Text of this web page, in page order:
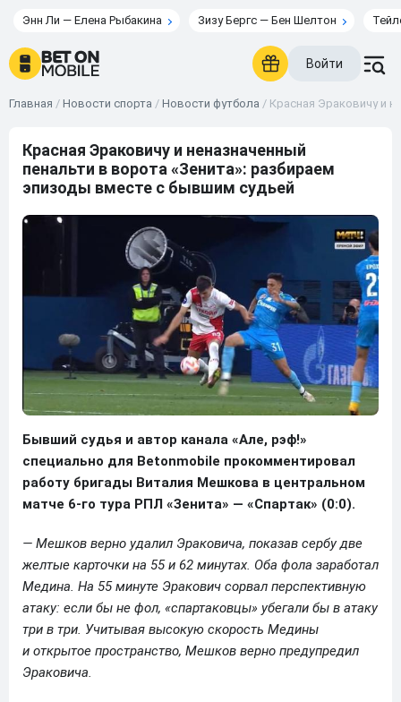
Энн Ли — Елена Рыбакина Зизу Бергс — Бен Шелтон
Войти
Главная / Новости спорта / Новости футбола / Красная Эраковичу и
Красная Эраковичу и неназначенный
пенальти в ворота «Зенита»: разбираем
эпизоды вместе с бывшим судьей
Бывший судья и автор канала «Але, рэф!»
специально для Betonmobile прокомментировал
работу бригады Виталия Мешкова в центральном
матче 6-го тура РПЛ «Зенита» — «Спартак» (0:0).
— Мешков верно удалил Эраковича, показав сербу две
желтые карточки на 55 и 62 минутах. Оба фола заработал
Медина. На 55 минуте Эракович сорвал перспективную
атаку: если бы не фол, «спартаковцы» убегали бы в атаку
три в три. Учитывая высокую скорость Медины
и открытое пространство, Мешков верно предупредил
Эраковича.